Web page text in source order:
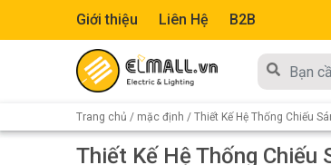
Giới thiệu Liên Hệ B2B
Trang chủ / mặc định / Thiết Kế Hệ Thống Chiếu
Thiết Kế Hệ Thống Chiếu